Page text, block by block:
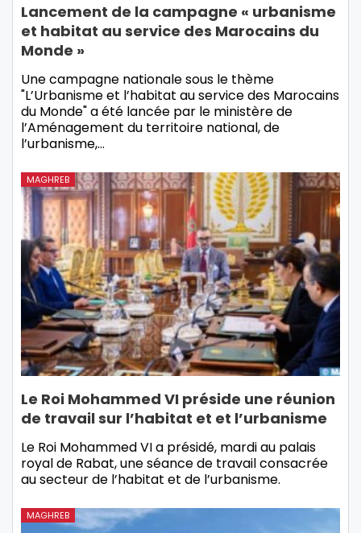
Lancement de la campagne « urbanisme
et habitat au service des Marocains du
Monde »
Une campagne nationale sous le thème
"L’Urbanisme et l’habitat au service des Marocains
du Monde" a été lancée par le ministère de
l’Aménagement du territoire national, de
l’urbanisme,…
MAGHREB
Le Roi Mohammed VI préside une réunion
de travail sur l’habitat et et l’urbanisme
Le Roi Mohammed VI a présidé, mardi au palais
royal de Rabat, une séance de travail consacrée
au secteur de l’habitat et de l’urbanisme.
MAGHREB